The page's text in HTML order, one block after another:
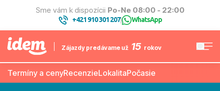
Sme vám k dispozícii Po-Ne 08:00 - 22:00
+421 910 301 207| WhatsApp
Zájazdy predávame už 15 rokov
Termíny a cenyRecenzieLokalitaPočasie